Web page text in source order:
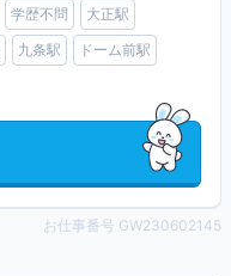
学歴不問
大正駅
九条駅
ドーム前駅
お仕事番号 GW230602145